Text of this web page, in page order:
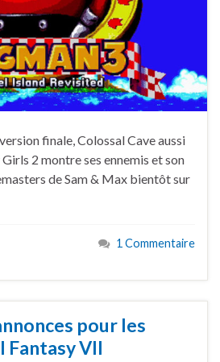
finale, Colossal Cave aussi
2 montre ses ennemis et son
de Sam & Max bientôt sur
1 Commentaire
pour les
Fantasy VII